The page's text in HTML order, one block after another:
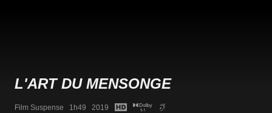
L'ART DU MENSONGE
Film Suspense   1h49   2019